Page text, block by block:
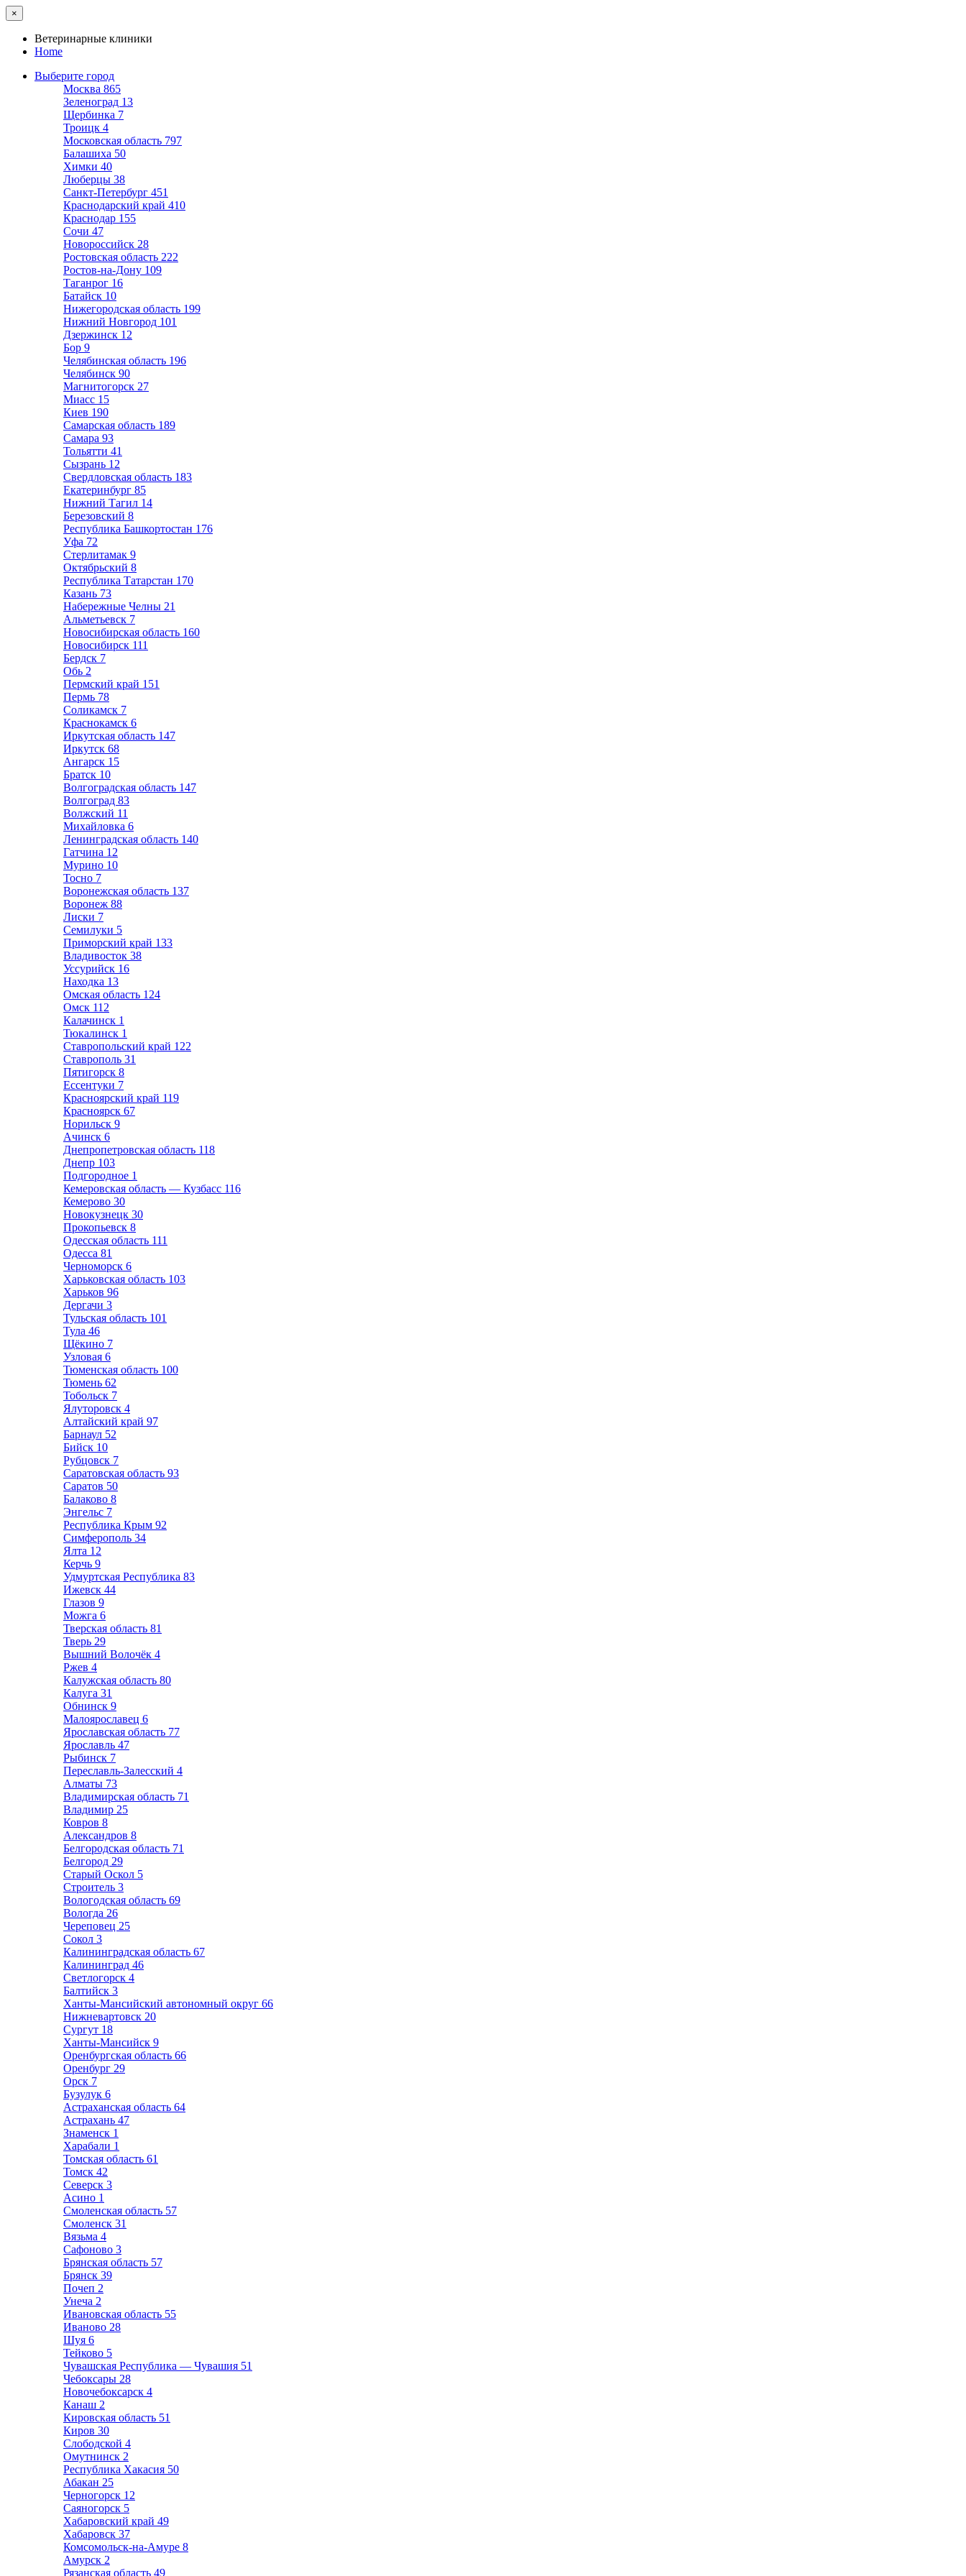
×
Ветеринарные клиники
Home
Выберите город
Москва 865
Зеленоград 13
Щербинка 7
Троицк 4
Московская область 797
Балашиха 50
Химки 40
Люберцы 38
Санкт-Петербург 451
Краснодарский край 410
Краснодар 155
Сочи 47
Новороссийск 28
Ростовская область 222
Ростов-на-Дону 109
Таганрог 16
Батайск 10
Нижегородская область 199
Нижний Новгород 101
Дзержинск 12
Бор 9
Челябинская область 196
Челябинск 90
Магнитогорск 27
Миасс 15
Киев 190
Самарская область 189
Самара 93
Тольятти 41
Сызрань 12
Свердловская область 183
Екатеринбург 85
Нижний Тагил 14
Березовский 8
Республика Башкортостан 176
Уфа 72
Стерлитамак 9
Октябрьский 8
Республика Татарстан 170
Казань 73
Набережные Челны 21
Альметьевск 7
Новосибирская область 160
Новосибирск 111
Бердск 7
Обь 2
Пермский край 151
Пермь 78
Соликамск 7
Краснокамск 6
Иркутская область 147
Иркутск 68
Ангарск 15
Братск 10
Волгоградская область 147
Волгоград 83
Волжский 11
Михайловка 6
Ленинградская область 140
Гатчина 12
Мурино 10
Тосно 7
Воронежская область 137
Воронеж 88
Лиски 7
Семилуки 5
Приморский край 133
Владивосток 38
Уссурийск 16
Находка 13
Омская область 124
Омск 112
Калачинск 1
Тюкалинск 1
Ставропольский край 122
Ставрополь 31
Пятигорск 8
Ессентуки 7
Красноярский край 119
Красноярск 67
Норильск 9
Ачинск 6
Днепропетровская область 118
Днепр 103
Подгородное 1
Кемеровская область — Кузбасс 116
Кемерово 30
Новокузнецк 30
Прокопьевск 8
Одесская область 111
Одесса 81
Черноморск 6
Харьковская область 103
Харьков 96
Дергачи 3
Тульская область 101
Тула 46
Щёкино 7
Узловая 6
Тюменская область 100
Тюмень 62
Тобольск 7
Ялуторовск 4
Алтайский край 97
Барнаул 52
Бийск 10
Рубцовск 7
Саратовская область 93
Саратов 50
Балаково 8
Энгельс 7
Республика Крым 92
Симферополь 34
Ялта 12
Керчь 9
Удмуртская Республика 83
Ижевск 44
Глазов 9
Можга 6
Тверская область 81
Тверь 29
Вышний Волочёк 4
Ржев 4
Калужская область 80
Калуга 31
Обнинск 9
Малоярославец 6
Ярославская область 77
Ярославль 47
Рыбинск 7
Переславль-Залесский 4
Алматы 73
Владимирская область 71
Владимир 25
Ковров 8
Александров 8
Белгородская область 71
Белгород 29
Старый Оскол 5
Строитель 3
Вологодская область 69
Вологда 26
Череповец 25
Сокол 3
Калининградская область 67
Калининград 46
Светлогорск 4
Балтийск 3
Ханты-Мансийский автономный округ 66
Нижневартовск 20
Сургут 18
Ханты-Мансийск 9
Оренбургская область 66
Оренбург 29
Орск 7
Бузулук 6
Астраханская область 64
Астрахань 47
Знаменск 1
Харабали 1
Томская область 61
Томск 42
Северск 3
Асино 1
Смоленская область 57
Смоленск 31
Вязьма 4
Сафоново 3
Брянская область 57
Брянск 39
Почеп 2
Унеча 2
Ивановская область 55
Иваново 28
Шуя 6
Тейково 5
Чувашская Республика — Чувашия 51
Чебоксары 28
Новочебоксарск 4
Канаш 2
Кировская область 51
Киров 30
Слободской 4
Омутнинск 2
Республика Хакасия 50
Абакан 25
Черногорск 12
Саяногорск 5
Хабаровский край 49
Хабаровск 37
Комсомольск-на-Амуре 8
Амурск 2
Рязанская область 49